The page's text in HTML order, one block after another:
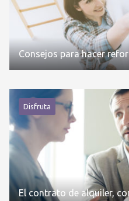
Consejos para hacer
Disfruta
El contrato de alquiler,